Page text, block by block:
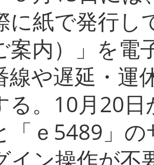
に紙で発行し
案内）」を電
線や遅延・運
る。10月20
「ｅ5489」